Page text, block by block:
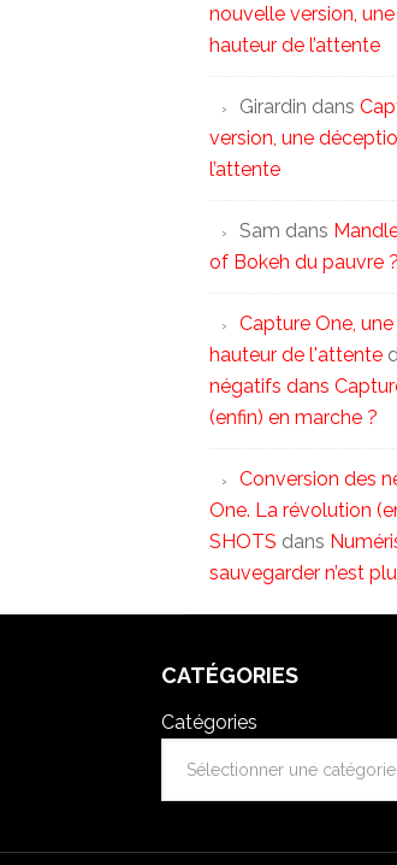
nouvelle version,
hauteur de l’attente
Girardin dans
version, une
l’attente
Sam dans
of Bokeh du pauvre ?
Capture One,
hauteur de l'attente
négatifs dans
(enfin) en marche ?
Conversion des
One. La révolution
SHOTS dans
sauvegarder n’est
CATÉGORIES
Catégories